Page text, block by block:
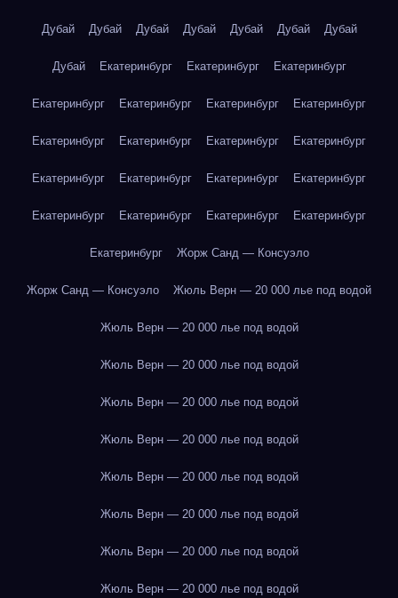
Дубай Дубай Дубай Дубай Дубай Дубай Дубай
Дубай Екатеринбург Екатеринбург Екатеринбург
Екатеринбург Екатеринбург Екатеринбург Екатеринбург
Екатеринбург Екатеринбург Екатеринбург Екатеринбург
Екатеринбург Екатеринбург Екатеринбург Екатеринбург
Екатеринбург Екатеринбург Екатеринбург Екатеринбург
Екатеринбург Жорж Санд — Консуэло
Жорж Санд — Консуэло Жюль Верн — 20 000 лье под водой
Жюль Верн — 20 000 лье под водой
Жюль Верн — 20 000 лье под водой
Жюль Верн — 20 000 лье под водой
Жюль Верн — 20 000 лье под водой
Жюль Верн — 20 000 лье под водой
Жюль Верн — 20 000 лье под водой
Жюль Верн — 20 000 лье под водой
Жюль Верн — 20 000 лье под водой